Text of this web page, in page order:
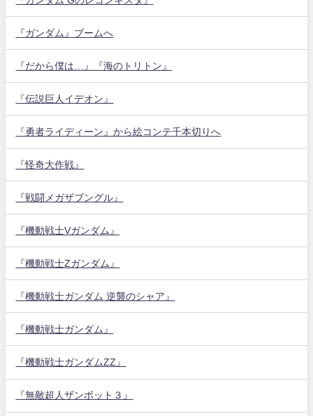
『ガンダム』ブームへ
『だから僕は…』『海のトリトン』
『伝説巨人イデオン』
『勇者ライディーン』から絵コンテ千本切りへ
『怪奇大作戦』
『戦闘メガザブングル』
『機動戦士Vガンダム』
『機動戦士Zガンダム』
『機動戦士ガンダム 逆襲のシャア』
『機動戦士ガンダム』
『機動戦士ガンダムZZ』
『無敵超人ザンボット３』